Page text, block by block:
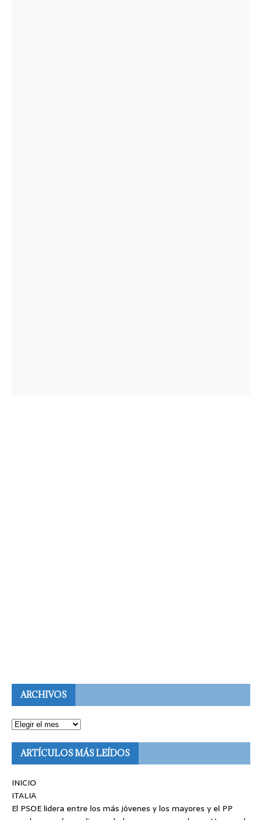
ARCHIVOS
ARTÍCULOS MÁS LEÍDOS
INICIO
ITALIA
El PSOE lidera entre los más jóvenes y los mayores y el PP